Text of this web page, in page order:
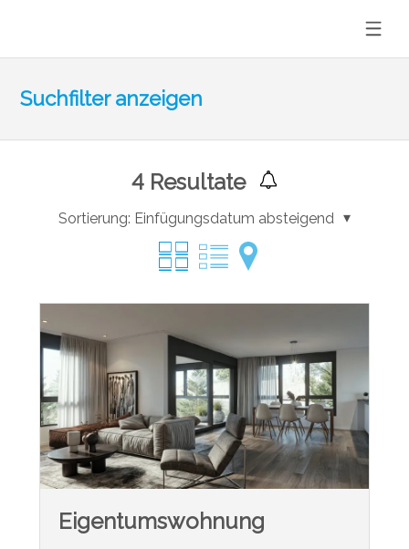
Suchfilter anzeigen
4Resultate
Sortierung: Einfügungsdatum absteigend
Eigentumswohnung